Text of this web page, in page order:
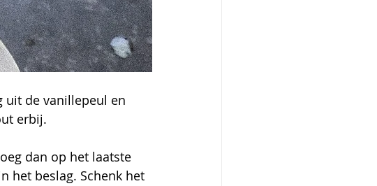
erbij.
dan op het laatste
het beslag. Schenk het